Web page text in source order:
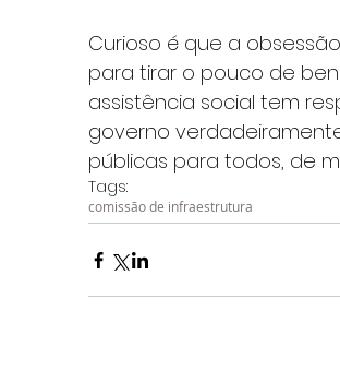
Curioso é que a
para tirar o pouco de
assistência social tem
governo
públicas para todos, de
Tags:
comissão de infraestrutura